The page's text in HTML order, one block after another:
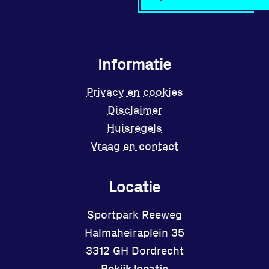
Locatie
Sportpark Reeweg
Halmaheiraplein 35
3312 GH Dordrecht
Informatie
Privacy en cookies
Disclaimer
Huisregels
Vraag en contact